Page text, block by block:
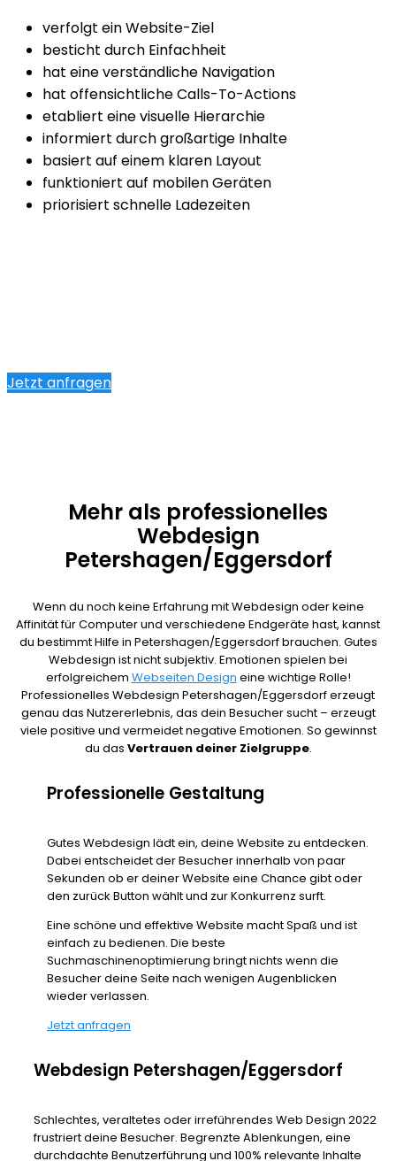
verfolgt ein Website-Ziel
besticht durch Einfachheit
hat eine verständliche Navigation
hat offensichtliche Calls-To-Actions
etabliert eine visuelle Hierarchie
informiert durch großartige Inhalte
basiert auf einem klaren Layout
funktioniert auf mobilen Geräten
priorisiert schnelle Ladezeiten
Jetzt anfragen
Mehr als professionelles
Webdesign
Petershagen/Eggersdorf
Wenn du noch keine Erfahrung mit Webdesign oder keine
Affinität für Computer und verschiedene Endgeräte hast, kannst
du bestimmt Hilfe in Petershagen/Eggersdorf brauchen. Gutes
Webdesign ist nicht subjektiv. Emotionen spielen bei
erfolgreichem Webseiten Design eine wichtige Rolle!
Professionelles Webdesign Petershagen/Eggersdorf erzeugt
genau das Nutzererlebnis, das dein Besucher sucht – erzeugt
viele positive und vermeidet negative Emotionen. So gewinnst
du das Vertrauen deiner Zielgruppe.
Professionelle Gestaltung
Gutes Webdesign lädt ein, deine Website zu entdecken.
Dabei entscheidet der Besucher innerhalb von paar
Sekunden ob er deiner Website eine Chance gibt oder
den zurück Button wählt und zur Konkurrenz surft.
Eine schöne und effektive Website macht Spaß und ist
einfach zu bedienen. Die beste
Suchmaschinenoptimierung bringt nichts wenn die
Besucher deine Seite nach wenigen Augenblicken
wieder verlassen.
Jetzt anfragen
Webdesign Petershagen/Eggersdorf
Schlechtes, veraltetes oder irreführendes Web Design 2022
frustriert deine Besucher. Begrenzte Ablenkungen, eine
durchdachte Benutzerführung und 100% relevante Inhalte